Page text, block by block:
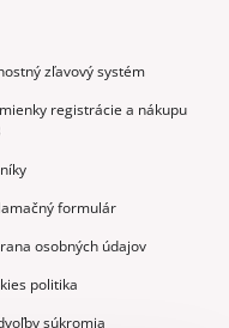
zľavový systém
registrácie a nákupu
formulár
osobných údajov
politika
súkromia